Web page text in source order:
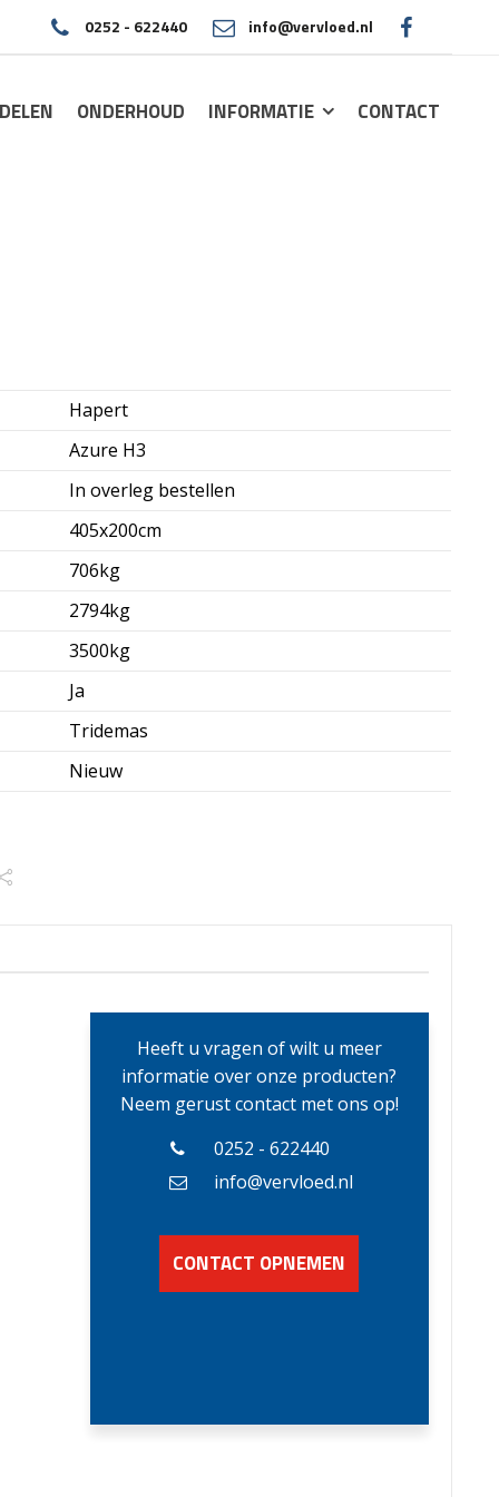
0252 - 622440 info@vervloed.nl
ONDERHOUD INFORMATIE CONTACT
Hapert
Azure H3
In overleg bestellen
405x200cm
706kg
2794kg
3500kg
Ja
Tridemas
Nieuw
Heeft u vragen of wilt u meer
informatie over onze producten?
Neem gerust contact met ons op!
0252 - 622440
info@vervloed.nl
CONTACT OPNEMEN